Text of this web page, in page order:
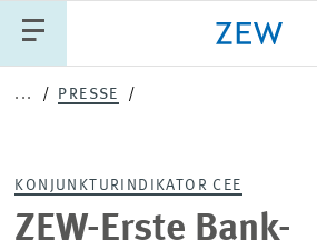
PROJEKTE
VERANSTALTUNGEN
... PRESSE
ZEW-Erste Bank-
KONJUNKTURINDIKATOR CEE